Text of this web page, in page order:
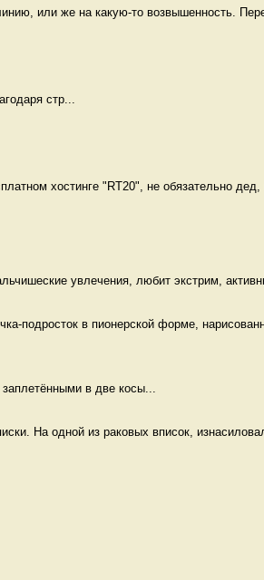
или же на какую-то возвышенность.
стр...
хостинге "RT20", не обязательно дед,
увлечения, любит экстрим,
подросток в пионерской форме,
в две косы...
На одной из раковых вписок,